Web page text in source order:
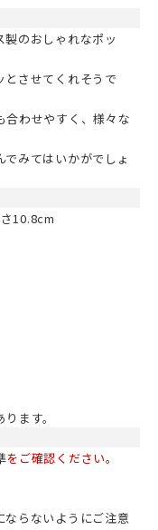
のおしゃれなポッ
とさせてくれそうで
合わせやすく、様々な
みてはいかがでしょ
10.8cm
ます。
をご確認ください。
らないようにご注意